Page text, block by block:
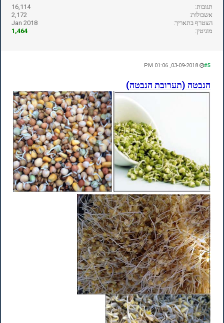
תגובות:
16,114
אשכולות:
2,172
הצטרף בתאריך:
Jan 2018
מוניטין:
1,464
#5
הנבטה (תערובת הנבטה)